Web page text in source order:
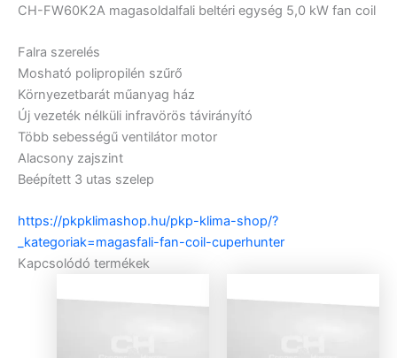
CH-FW60K2A magasoldalfali beltéri egység 5,0 kW fan coil
Falra szerelés
Mosható polipropilén szűrő
Környezetbarát műanyag ház
Új vezeték nélküli infravörös távirányító
Több sebességű ventilátor motor
Alacsony zajszint
Beépített 3 utas szelep
https://pkpklimashop.hu/pkp-klima-shop/?
_kategoriak=magasfali-fan-coil-cuperhunter
Kapcsolódó termékek